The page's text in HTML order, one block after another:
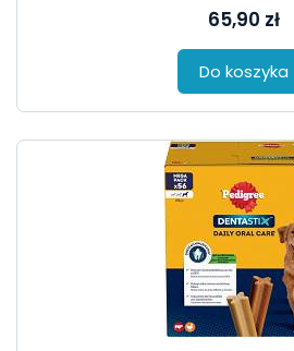
65,90 zł
Do koszyka